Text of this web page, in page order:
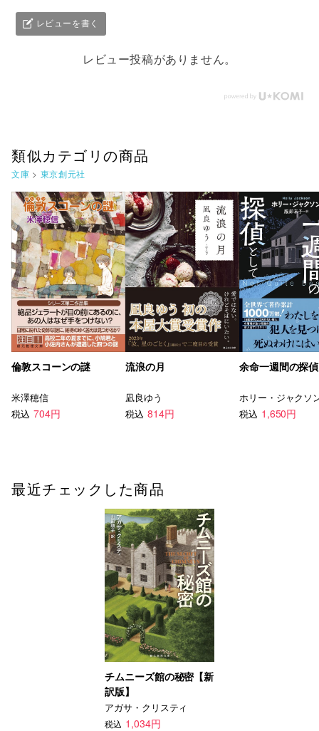
レビューを書く
レビュー投稿がありません。
類似カテゴリの商品
文庫 > 東京創元社
倫敦スコーンの謎
米澤穂信
税込 704円
流浪の月
凪良ゆう
税込 814円
余命一週間の探
ホリー・ジャクソ
税込 1,650円
最近チェックした商品
チムニーズ館の秘密【新
訳版】
アガサ・クリスティ
税込 1,034円